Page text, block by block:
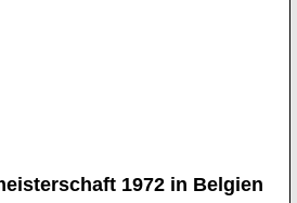
1972 in Belgien